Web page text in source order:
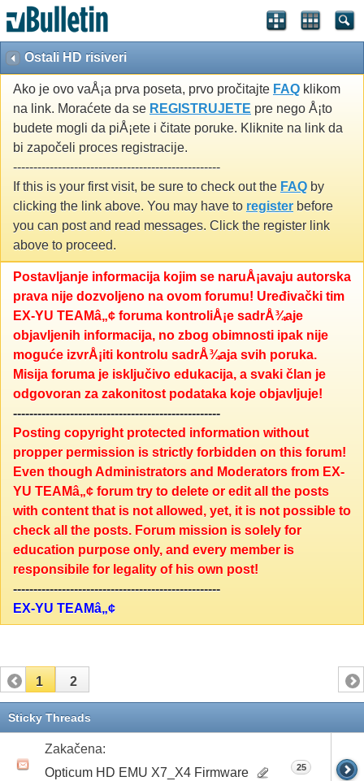
Ostali HD risiveri
Ako je ovo vaÅ¡a prva poseta, prvo pročitajte FAQ klikom
na link. Moraćete da se REGISTRUJETE pre nego Å¡to
budete mogli da piÅ¡ete i čitate poruke. Kliknite na link da
bi započeli proces registracije.
---------------------------------------------------
If this is your first visit, be sure to check out the FAQ by
clicking the link above. You may have to register before
you can post and read messages. Click the register link
above to proceed.
Postavljanje informacija kojim se naruÅ¡avaju autorska
prava nije dozvoljeno na ovom forumu! Uređivački tim
EX-YU TEAMâ„¢ foruma kontroliÅ¡e sadrÅ¾aje
objavljenih informacija, no zbog obimnosti ipak nije
moguće izvrÅ¡iti kontrolu sadrÅ¾aja svih poruka.
Misija foruma je isključivo edukacija, a svaki član je
odgovoran za zakonitost podataka koje objavljuje!
---------------------------------------------------
Posting copyright protected information without
propper permission is strictly forbidden on this forum!
Even though Administrators and Moderators from EX-
YU TEAMâ„¢ forum try to delete or edit all the posts
with content that is not allowed, yet, it is not possible to
check all the posts. Forum mission is solely for
education purpose only, and every member is
responsibile for legality of his own post!
---------------------------------------------------
EX-YU TEAMâ„¢
1 2
Sticky Threads
Zakačena:
Opticum HD EMU X7_X4 Firmware
25